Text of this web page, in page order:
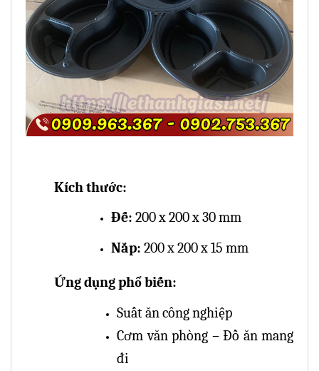
Kích thước:
Đế: 200 x 200 x 30 mm
Nắp: 200 x 200 x 15 mm
Ứng dụng phổ biến:
Suất ăn công nghiệp
Cơm văn phòng – Đồ ăn mang
đi